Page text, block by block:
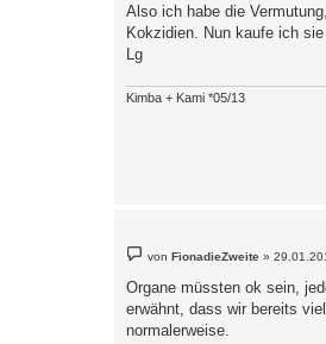
t
r
Also ich habe die
Kokzidien. Nun kaufe ich
Lg
Kimba + Kami *05/13
e
t
r
g
vonFionadieZweite »
Organe müssten ok sein,
erwähnt, dass wir bereits
normalerweise.